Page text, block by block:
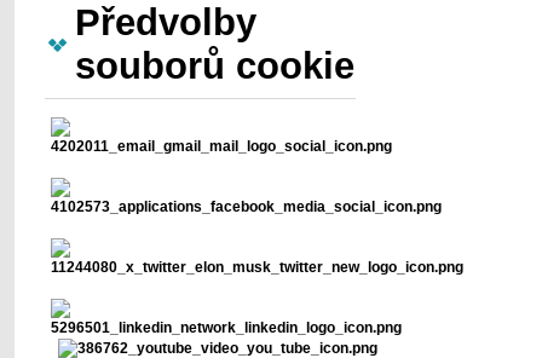
Předvolby
souborů cookie